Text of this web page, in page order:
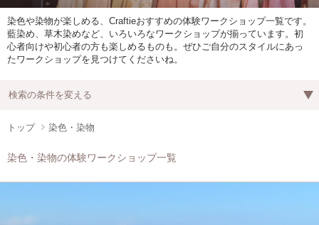
染色や染物が楽しめる、Craftieおすすめの体験ワークショップ一覧です。
藍染め、草木染めなど、いろいろなワークショップが揃っています。初
心者向けや初心者の方も楽しめるものも。ぜひご自分のスタイルにあっ
たワークショップを見つけてくださいね。
検索の条件を変える
トップ 染色・染物
染色・染物の体験ワークショップ一覧